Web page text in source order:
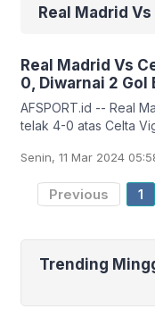
Real Madrid
Real Madrid Vs
0, Diwarnai 2 Gol
AFSPORT.id -- Real
telak 4-0 atas Celta
Liga Spanyol. Dua dari
tercipta karena bunuh
Senin, 11 Mar 2024
Previous 1
Trending